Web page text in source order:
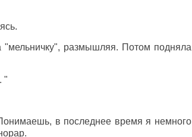
размышляя. Потом подняла
"
в последнее время я немного